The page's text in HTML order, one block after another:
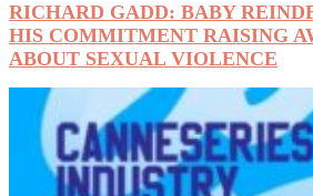
RICHARD GADD: BABY
HIS COMMITMENT RAISING
ABOUT SEXUAL VIOLENCE